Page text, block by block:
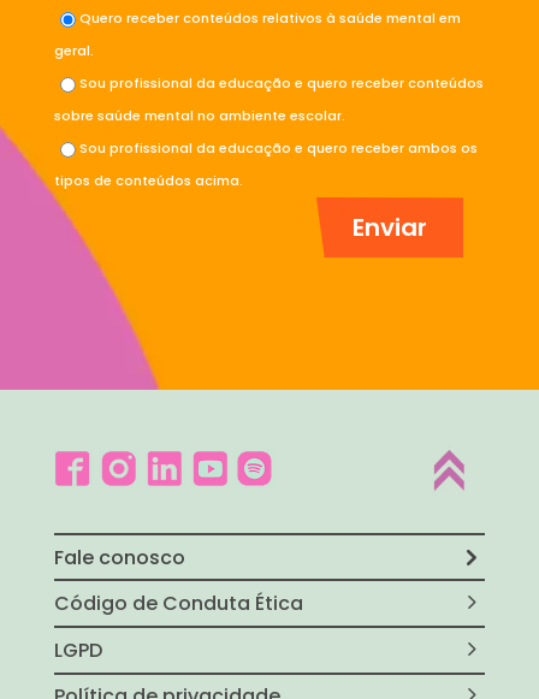
Quero receber conteúdos relativos à saúde mental em
geral.
Sou profissional da educação e quero receber conteúdos
sobre saúde mental no ambiente escolar.
Sou profissional da educação e quero receber ambos os
tipos de conteúdos acima.
Fale conosco
Código de Conduta Ética
LGPD